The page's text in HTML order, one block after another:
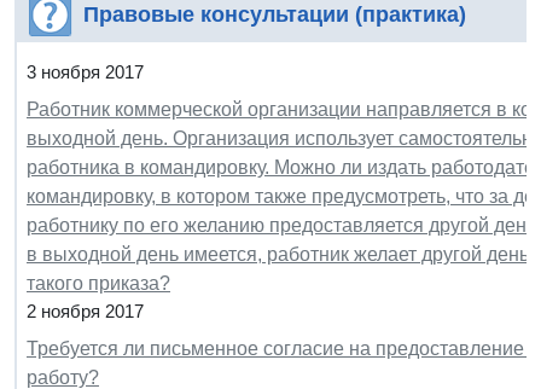
Правовые консультации (практика)
3 ноября 2017
Работник коммерческой организации направляется в
выходной день. Организация использует
работника в командировку. Можно ли издать
командировку, в котором также предусмотреть, что за
работнику по его желанию предоставляется другой
в выходной день имеется, работник желает другой день
такого приказа?
2 ноября 2017
Требуется ли письменное согласие на
работу?